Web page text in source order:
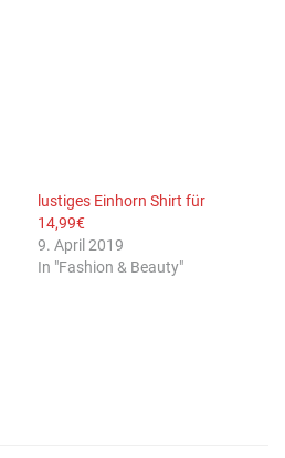
lustiges Einhorn Shirt für
14,99€
9. April 2019
In "Fashion & Beauty"